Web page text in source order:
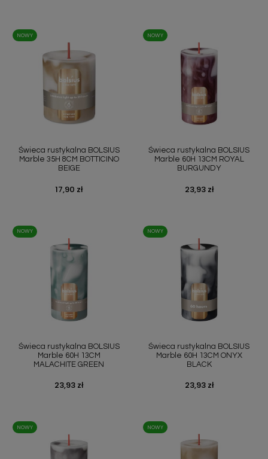
Świeca rustykalna BOLSIUS
Marble 35H 8CM BOTTICINO
BEIGE
Cena
17,90 zł
NOWY
Świeca rustykalna BOLSIUS
Marble 60H 13CM ROYAL
BURGUNDY
Cena
23,93 zł
NOWY
Świeca rustykalna BOLSIUS
Marble 60H 13CM
MALACHITE GREEN
Cena
23,93 zł
NOWY
Świeca rustykalna BOLSIUS
Marble 60H 13CM ONYX
BLACK
Cena
23,93 zł
NOWY
NOWY NOWY